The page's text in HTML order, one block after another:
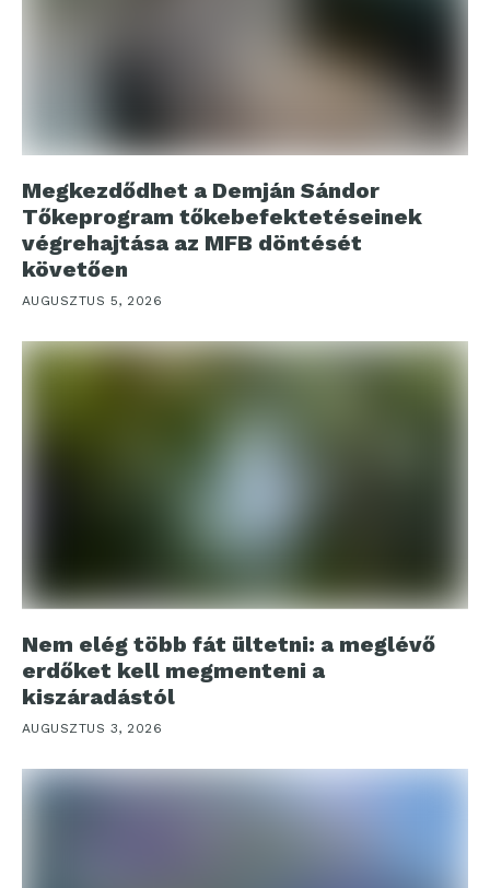
Megkezdődhet a Demján Sándor
Tőkeprogram tőkebefektetéseinek
végrehajtása az MFB döntését
követően
AUGUSZTUS 5, 2026
Nem elég több fát ültetni: a meglévő
erdőket kell megmenteni a
kiszáradástól
AUGUSZTUS 3, 2026